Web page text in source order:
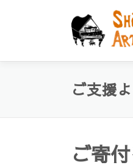
ツ
ご支援
ご寄